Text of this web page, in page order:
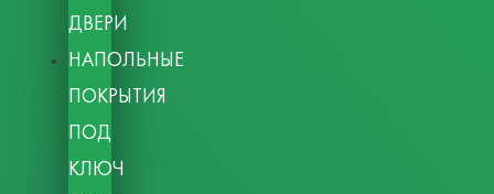
ДВЕРИ
НАПОЛЬНЫЕ
ПОКРЫТИЯ
ПОД
КЛЮЧ